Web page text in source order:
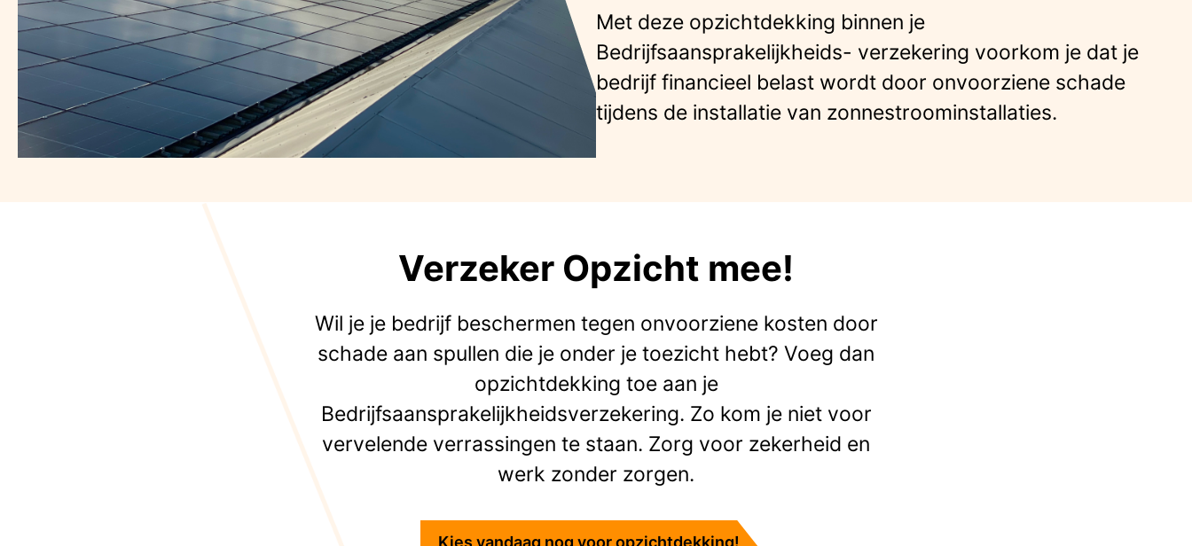
Met deze opzichtdekking binnen je
Bedrijfsaansprakelijkheids- verzekering voorkom je dat je
bedrijf financieel belast wordt door onvoorziene schade
tijdens de installatie van zonnestroominstallaties.
Verzeker Opzicht mee!
Wil je je bedrijf beschermen tegen onvoorziene kosten door
schade aan spullen die je onder je toezicht hebt? Voeg dan
opzichtdekking toe aan je
Bedrijfsaansprakelijkheidsverzekering. Zo kom je niet voor
vervelende verrassingen te staan. Zorg voor zekerheid en
werk zonder zorgen.
Kies vandaag nog voor opzichtdekking!